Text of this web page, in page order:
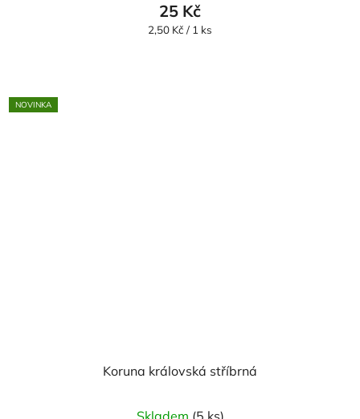
25 Kč
Měrná
2,50 Kč / 1 ks
NOVINKA
Koruna královská stříbrná
Skladem (5 ks)